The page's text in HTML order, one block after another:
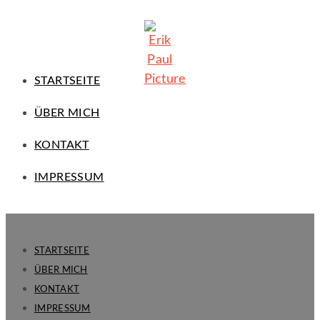
STARTSEITE
ÜBER MICH
KONTAKT
IMPRESSUM
STARTSEITE
ÜBER MICH
KONTAKT
IMPRESSUM